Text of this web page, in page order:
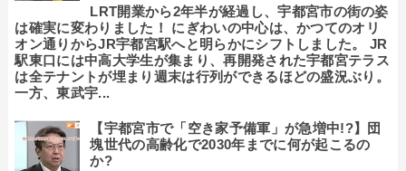
LRT開業から2年半が経過し、宇都宮市の街の姿
は確実に変わりました！ にぎわいの中心は、かつてのオリ
オン通りからJR宇都宮駅へと明らかにシフトしました。 JR
駅東口には中高大学生が集まり、再開発された宇都宮テラス
は全テナントが埋まり週末は行列ができるほどの盛況ぶり。
一方、東武宇...
【宇都宮市で「空き家予備軍」が急増中!?】団
塊世代の高齢化で2030年までに何が起こるの
か?